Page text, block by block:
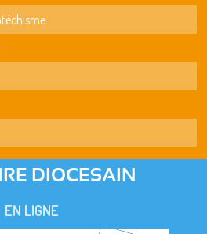
DIOCESAIN
EN LIGNE